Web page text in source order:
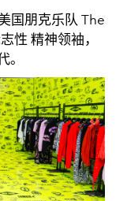
朋克乐队 The
性 精神领袖，
。